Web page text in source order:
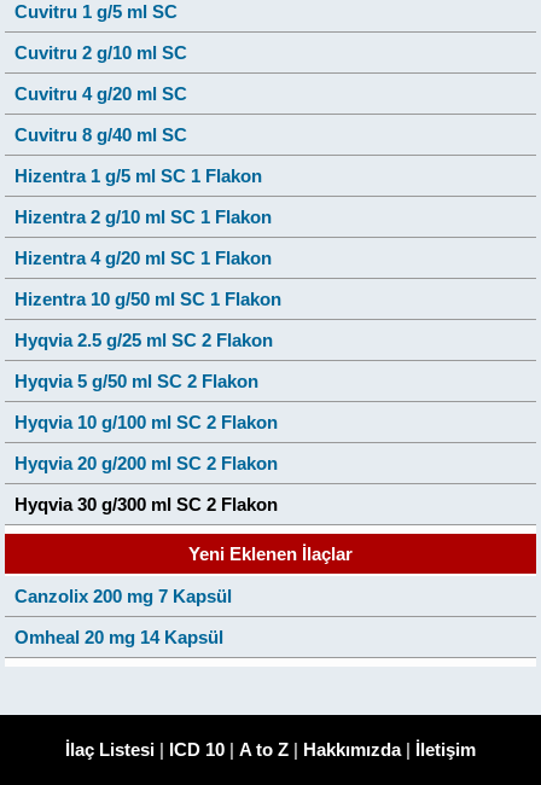
Cuvitru 1 g/5 ml SC
Cuvitru 2 g/10 ml SC
Cuvitru 4 g/20 ml SC
Cuvitru 8 g/40 ml SC
Hizentra 1 g/5 ml SC 1 Flakon
Hizentra 2 g/10 ml SC 1 Flakon
Hizentra 4 g/20 ml SC 1 Flakon
Hizentra 10 g/50 ml SC 1 Flakon
Hyqvia 2.5 g/25 ml SC 2 Flakon
Hyqvia 5 g/50 ml SC 2 Flakon
Hyqvia 10 g/100 ml SC 2 Flakon
Hyqvia 20 g/200 ml SC 2 Flakon
Hyqvia 30 g/300 ml SC 2 Flakon
Yeni Eklenen İlaçlar
Canzolix 200 mg 7 Kapsül
Omheal 20 mg 14 Kapsül
İlaç Listesi | ICD 10 | A to Z | Hakkımızda| İletişim